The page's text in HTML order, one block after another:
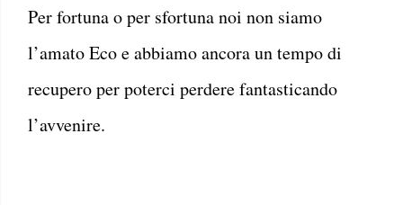
Per fortuna o per sfortuna noi non siamo
l’amato Eco e abbiamo ancora un tempo di
recupero per poterci perdere fantasticando
l’avvenire.